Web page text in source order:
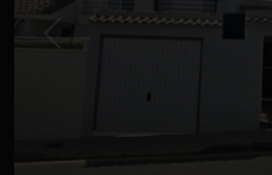
Tidligere